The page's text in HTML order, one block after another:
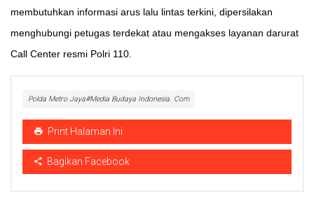
membutuhkan informasi arus lalu lintas terkini, dipersilakan
menghubungi petugas terdekat atau mengakses layanan darurat
Call Center resmi Polri 110.
Polda Metro Jaya#Media Budaya Indonesia. Com
Print Halaman Ini
Bagikan Facebook